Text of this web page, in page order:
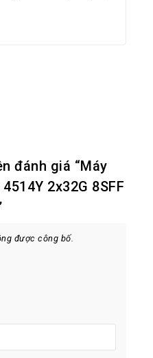
đánh giá “Máy
2x32G 8SFF
được công bố.